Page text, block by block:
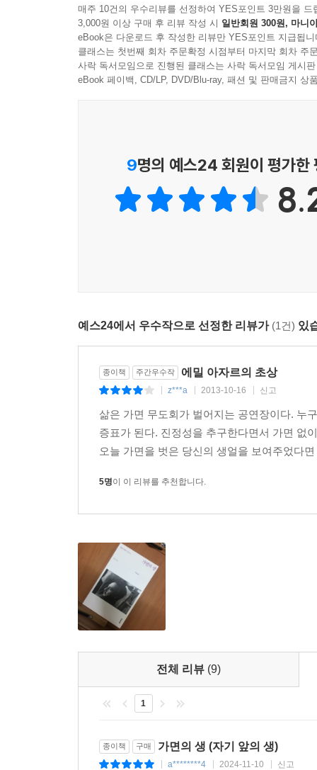
생』 발표 당시의 작품 외적인 요인과 관련지어
선에 머무른다고도 볼 수 있겠다. 하지만 이는 더
정체성"에 닿아 있다. 이 주제는 이 작품에서
잠재의식의 과잉을 통해 드러나고 있다. 극단적으
더욱 실감나게 드러난다. 러시아계 유태인으로
'인간의 이중성, 양가성'에 대한 폭로로 치환되어
정반대로 『가면의 생』은 전혀 미치지 않은,
글쓰기를 통해 용의주도하게 써내려간 작품이
쿠퍼여 안녕히』, 『그로칼랭』, 『자기 앞의
뒤에서 로맹 가리는 무려 1,000쪽에 달하는 세
한다.
마침내 나는 나 자신을 완전히 표현했다
(그는 자신의 죽음이 오해받지 않게 하려 같은 내
에밀 아자르 문학을 처음부터 끝까지 관통하면
몰입하면서, 정신착란자의 입을 통해 작가란 무엇
"나는 에밀 아자르예요!" 하고 나는 내 가슴팍을
해요! 나는 나 자신의 아들이자 아비란 말이에
있어요! 나는 진짜예요! 속임수가 아니라고! 나
인류에게 더 많은 것을 주기 위해 글을 쓰는 인
(203쪽)
로맹 가리는 『에밀 아자르의 삶과 죽음』에 "『
매주 10건의 우수리뷰를 선정하여 YES포인트 3만원을 드
3,000원 이상 구매 후 리뷰 작성 시 일반회원 300원, 마니
eBook은 다운로드 후 작성한 리뷰만 YES포인트 지급됩니
클래스는 첫번째 회차 주문확정 시점부터 마지막 회차 주
사락 독서모임으로 진행된 클래스는 사락 독서모임 게시
eBook 페이백, CD/LP, DVD/Blu-ray, 패션 및 판매금지 상
9명의 예스24 회원이 평가한
예스24에서 우수작으로 선정한 리뷰가 (1건) 있
종이책 주간우수작 에밀 아자르의 초상
z***a 2013-10-16 신고
삶은 가면 무도회가 벌어지는 공연장이다. 누
증표가 된다. 진정성을 추구한다면서 가면 없
오늘 가면을 벗은 당신의 생얼을 보여주었다
5명이 이 리뷰를 추천합니다.
전체 리뷰 (9)
1
종이책 구매 가면의 생 (자기 앞의 생)
a********4 2024-11-10 신고